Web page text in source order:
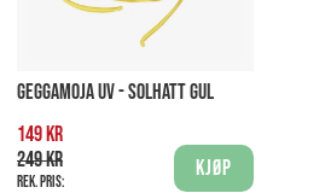
GEGGAMOJA UV - SOLHATT GUL
149 kr
249 kr
Rek. pris:
Kjøp